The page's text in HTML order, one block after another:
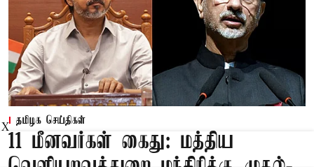
தமிழக செய்திகள்
11 மீனவர்கள் கைது: மத்திய
X